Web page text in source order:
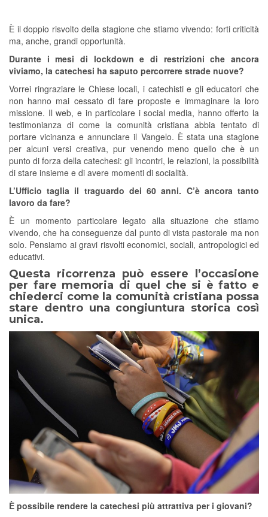
È il doppio risvolto della stagione che stiamo vivendo: forti criticità
ma, anche, grandi opportunità.
Durante i mesi di lockdown e di restrizioni che ancora
viviamo, la catechesi ha saputo percorrere strade nuove?
Vorrei ringraziare le Chiese locali, i catechisti e gli educatori che
non hanno mai cessato di fare proposte e immaginare la loro
missione. Il web, e in particolare i social media, hanno offerto la
testimonianza di come la comunità cristiana abbia tentato di
portare vicinanza e annunciare il Vangelo. È stata una stagione
per alcuni versi creativa, pur venendo meno quello che è un
punto di forza della catechesi: gli incontri, le relazioni, la possibilità
di stare insieme e di avere momenti di socialità.
L’Ufficio taglia il traguardo dei 60 anni. C’è ancora tanto
lavoro da fare?
È un momento particolare legato alla situazione che stiamo
vivendo, che ha conseguenze dal punto di vista pastorale ma non
solo. Pensiamo ai gravi risvolti economici, sociali, antropologici ed
educativi.
Questa ricorrenza può essere l’occasione
per fare memoria di quel che si è fatto e
chiederci come la comunità cristiana possa
stare dentro una congiuntura storica così
unica.
È possibile rendere la catechesi più attrattiva per i giovani?